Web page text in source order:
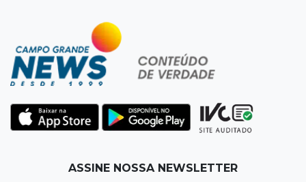
Licenciamento ambiental
Governador quer que Imasul assuma
licenciamento de rodovias da Rota da
Celulose
10:25 Dourados
Após brilhar na Copa LNF, goleiro do
ASSINE NOSSA NEWSLETTER